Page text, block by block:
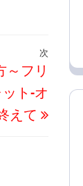
次
稿
次
～フリ
ト-オ
えて